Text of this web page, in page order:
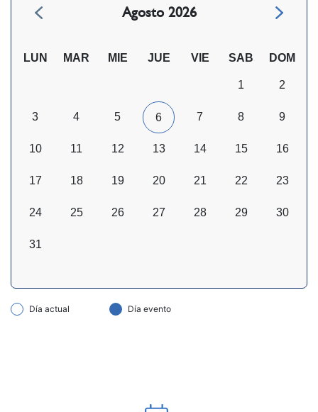
Agosto 2026
LUN MAR MIE JUE VIE SAB DOM
1 2
3 4 5 6 7 8 9
10 11 12 13 14 15 16
17 18 19 20 21 22 23
24 25 26 27 28 29 30
31
Día actual Día evento